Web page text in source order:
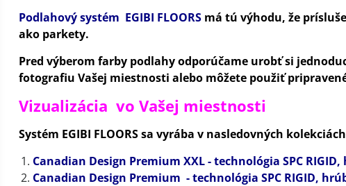
Podlahový systém EGIBI FLOORS má tú výhodu, že
ako parkety.
Pred výberom farby podlahy odporúčame urobť si
fotografiu Vašej miestnosti alebo môžete použiť
Vizualizácia vo Vašej miestnosti
Systém EGIBI FLOORS sa vyrába v nasledovných
Canadian Design Premium XXL - technológia SPC
Canadian Design Premium - technológia SPC RIGID,